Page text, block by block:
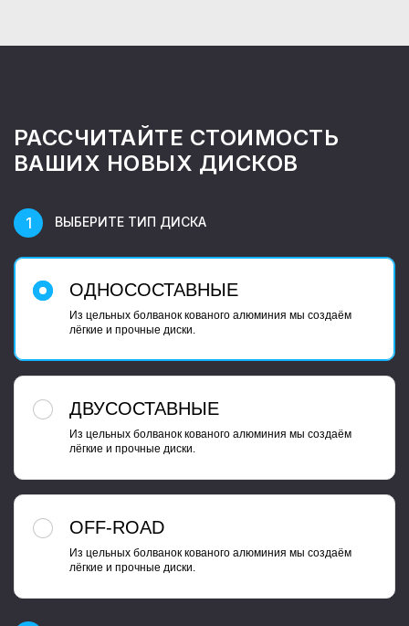
РАССЧИТАЙТЕ СТОИМОСТЬ
ВАШИХ НОВЫХ ДИСКОВ
ВЫБЕРИТЕ ТИП ДИСКА
ОДНОСОСТАВНЫЕ
Из цельных болванок кованого алюминия мы создаём
лёгкие и прочные диски.
ДВУСОСТАВНЫЕ
Из цельных болванок кованого алюминия мы создаём
лёгкие и прочные диски.
OFF-ROAD
Из цельных болванок кованого алюминия мы создаём
лёгкие и прочные диски.